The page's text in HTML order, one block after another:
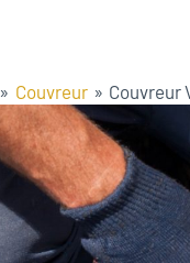
Couvreur Couvreur